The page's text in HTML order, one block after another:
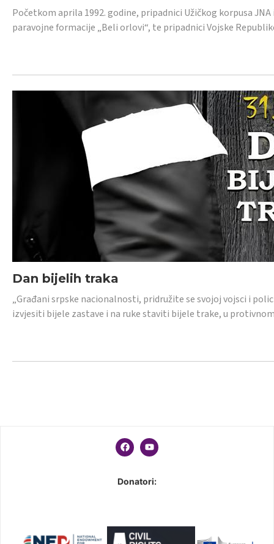
Početkom aprila 1992. godine, pripadnici Užičkog korpusa
paravojne formacije „Beli orlovi“, te pripadnici Vojske
Dan bijelih traka
„Građani srpske nacionalnosti, pridružite se svojoj vojsci i
izvjesiti bijele zastave i na ruke staviti bijele trake, u
Donatori: